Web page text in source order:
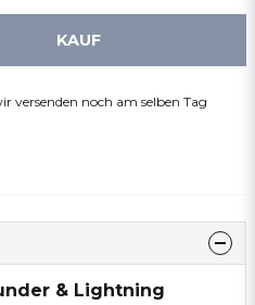
KAUF
versenden noch am selben Tag
& Lightning